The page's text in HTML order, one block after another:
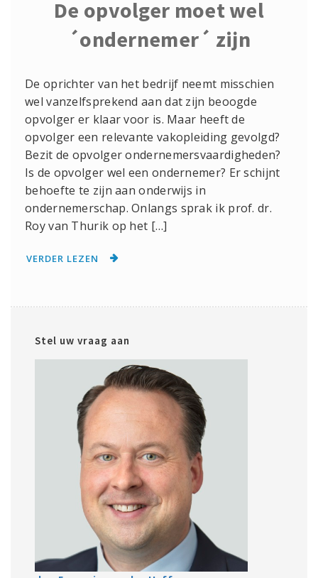
De opvolger moet wel
´ondernemer´ zijn
De oprichter van het bedrijf neemt misschien
wel vanzelfsprekend aan dat zijn beoogde
opvolger er klaar voor is. Maar heeft de
opvolger een relevante vakopleiding gevolgd?
Bezit de opvolger ondernemersvaardigheden?
Is de opvolger wel een ondernemer? Er schijnt
behoefte te zijn aan onderwijs in
ondernemerschap. Onlangs sprak ik prof. dr.
Roy van Thurik op het […]
VERDER LEZEN
Stel uw vraag aan